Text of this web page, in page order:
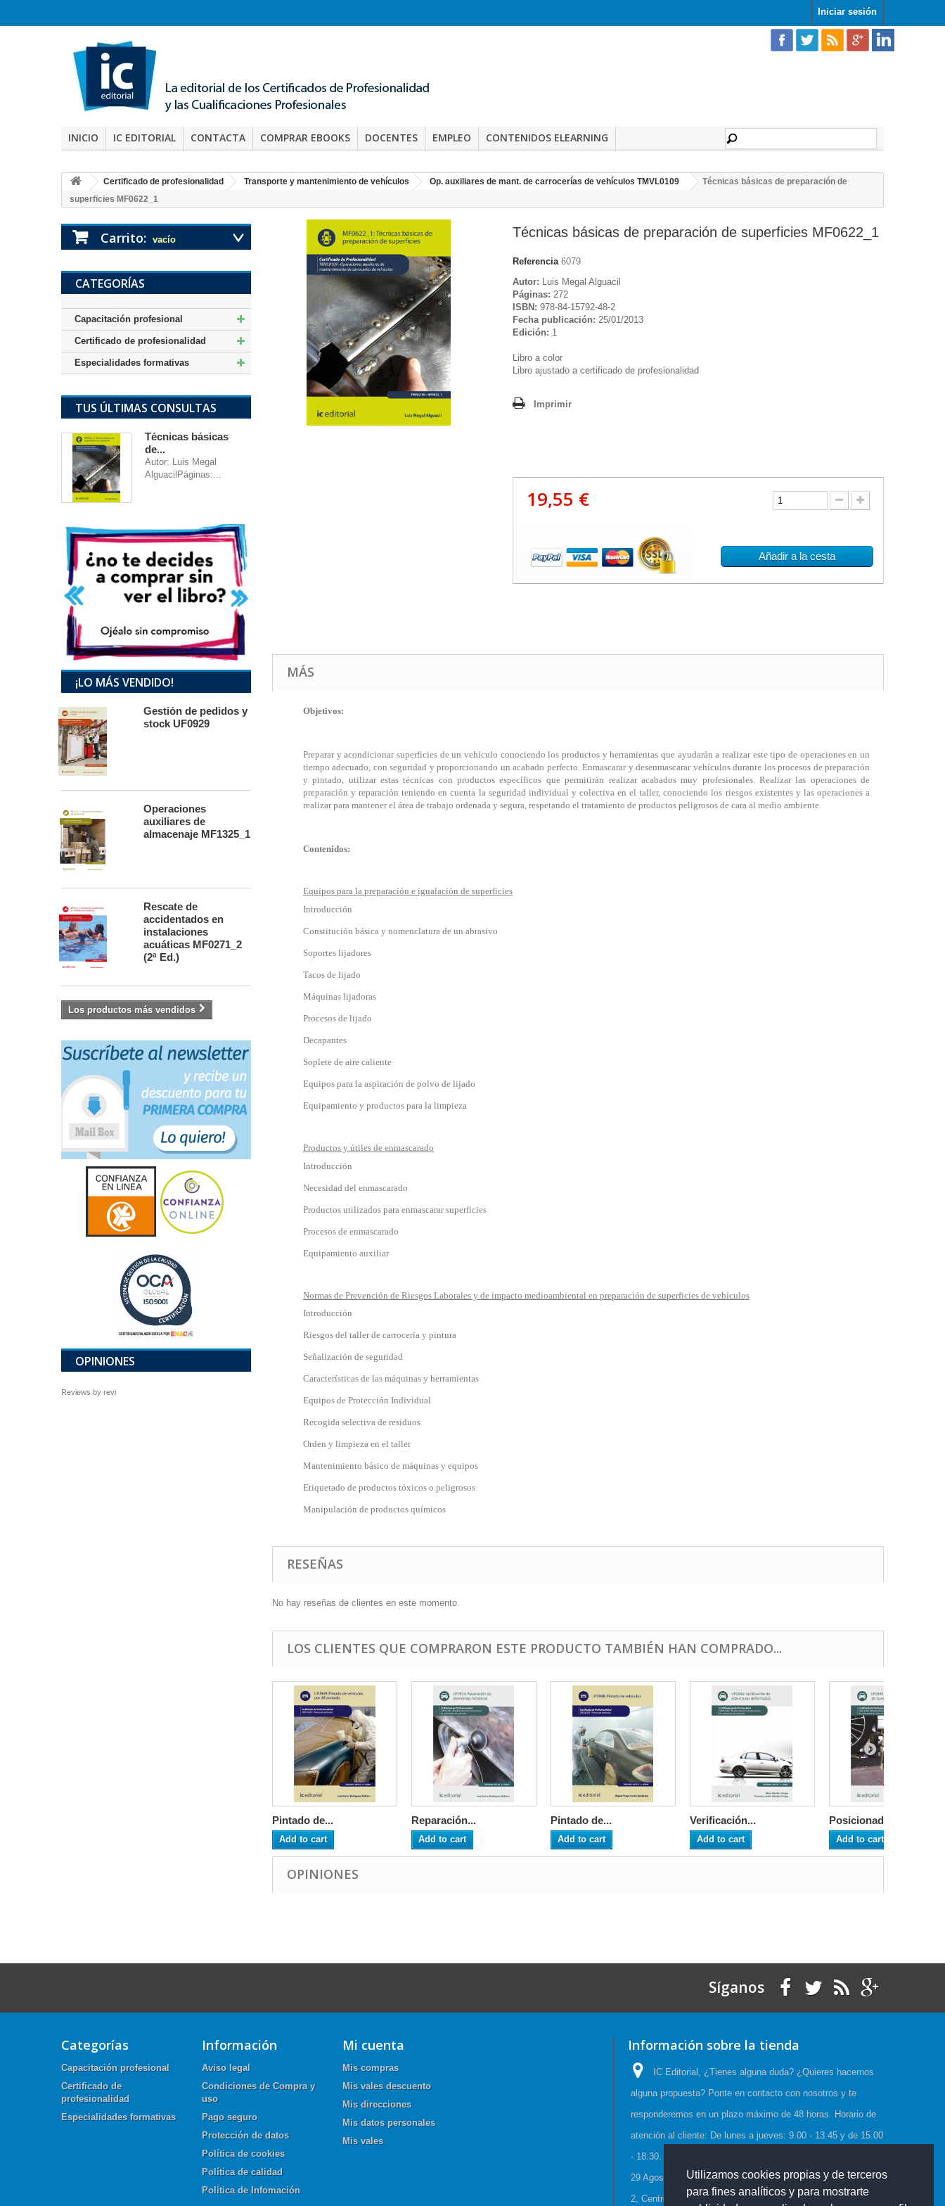
Utilizamos cookies propias y de terceros
para fines analíticos y para mostrarte
Iniciar sesión
INICIO IC EDITORIAL CONTACTA COMPRAR EBOOKS DOCENTES EMPLEO CONTENIDOS ELEARNING
Certificado de profesionalidad Transporte y mantenimiento de vehículos Op. auxiliares de mant. de carrocerías de vehículos TMVL0109
Técnicas básicas de preparación de
superficies MF0622_1
Carrito: vacío
CATEGORÍAS
Capacitación profesional
Certificado de profesionalidad
Especialidades formativas
TUS ÚLTIMAS CONSULTAS
Técnicas básicas
de...
Autor: Luis Megal
AlguacilPáginas:...
¡LO MÁS VENDIDO!
Gestión de pedidos y
stock UF0929
Operaciones
auxiliares de
almacenaje MF1325_1
Rescate de
accidentados en
instalaciones
acuáticas MF0271_2
(2ª Ed.)
Los productos más vendidos
OPINIONES
Reviews by revi
Técnicas básicas de preparación de superficies MF0622_1
Referencia 6079
Autor: Luis Megal Alguacil
Páginas: 272
ISBN: 978-84-15792-48-2
Fecha publicación: 25/01/2013
Edición: 1
Libro a color
Libro ajustado a certificado de profesionalidad
Imprimir
19,55 €
Añadir a la cesta
MÁS
Objetivos:
Preparar y acondicionar superficies de un vehículo conociendo los productos y herramientas que ayudarán a realizar este tipo de operaciones en un
tiempo adecuado, con seguridad y proporcionando un acabado perfecto. Enmascarar y desenmascarar vehículos durante los procesos de preparación
y pintado, utilizar estas técnicas con productos específicos que permitirán realizar acabados muy profesionales. Realizar las operaciones de
preparación y reparación teniendo en cuenta la seguridad individual y colectiva en el taller, conociendo los riesgos existentes y las operaciones a
realizar para mantener el área de trabajo ordenada y segura, respetando el tratamiento de productos peligrosos de cara al medio ambiente.
Contenidos:
Equipos para la preparación e igualación de superficies
Introducción
Constitución básica y nomenclatura de un abrasivo
Soportes lijadores
Tacos de lijado
Máquinas lijadoras
Procesos de lijado
Decapantes
Soplete de aire caliente
Equipos para la aspiración de polvo de lijado
Equipamiento y productos para la limpieza
Productos y útiles de enmascarado
Introducción
Necesidad del enmascarado
Productos utilizados para enmascarar superficies
Procesos de enmascarado
Equipamiento auxiliar
Normas de Prevención de Riesgos Laborales y de impacto medioambiental en preparación de superficies de vehículos
Introducción
Riesgos del taller de carrocería y pintura
Señalización de seguridad
Características de las máquinas y herramientas
Equipos de Protección Individual
Recogida selectiva de residuos
Orden y limpieza en el taller
Mantenimiento básico de máquinas y equipos
Etiquetado de productos tóxicos o peligrosos
Manipulación de productos químicos
RESEÑAS
No hay reseñas de clientes en este momento.
LOS CLIENTES QUE COMPRARON ESTE PRODUCTO TAMBIÉN HAN COMPRADO...
Pintado de...
Add to cart
Reparación...
Add to cart
Pintado de...
Add to cart
Verificación...
Add to cart
Posicionado...
Add to cart
OPINIONES
Síganos
Categorías
Capacitación profesional
Certificado de
profesionalidad
Especialidades formativas
Información
Aviso legal
Condiciones de Compra y
uso
Pago seguro
Protección de datos
Política de cookies
Política de calidad
Política de Infomación
Mi cuenta
Mis compras
Mis vales descuento
Mis direcciones
Mis datos personales
Mis vales
Información sobre la tienda
IC Editorial, ¿Tienes alguna duda? ¿Quieres hacernos
alguna propuesta? Ponte en contacto con nosotros y te
responderemos en un plazo máximo de 48 horas. Horario de
atención al cliente: De lunes a jueves: 9.00 - 13.45 y de 15.00
- 18:30. Viernes: 9.00 - 15.00, Horario de Verano:(23 Junio a
29 Agosto) De lunes a viernes: 08:00-15:00, C/Cueva de Viera
2, Centro de negocios CADI, Edf. Antequera local 3 Polígono